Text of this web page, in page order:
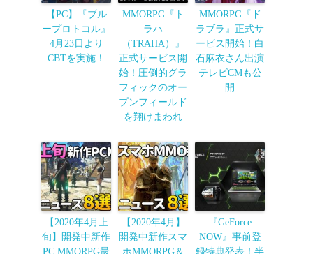
【PC】『ブル
ープロトコル』
4月23日より
CBTを実施！
MMORPG『ト
ラハ
（TRAHA）』
正式サービス開
始！圧倒的グラ
フィックのオー
プンフィールド
を翔けまわれ
MMORPG『ド
ラブラ』正式サ
ービス開始！白
石麻衣さん出演
テレビCMも公
開
【2020年4月上
旬】開発中新作
PC MMORPG最
【2020年4月】
開発中新作スマ
ホMMORPG＆
『GeForce
NOW』事前登
録特典発表！半